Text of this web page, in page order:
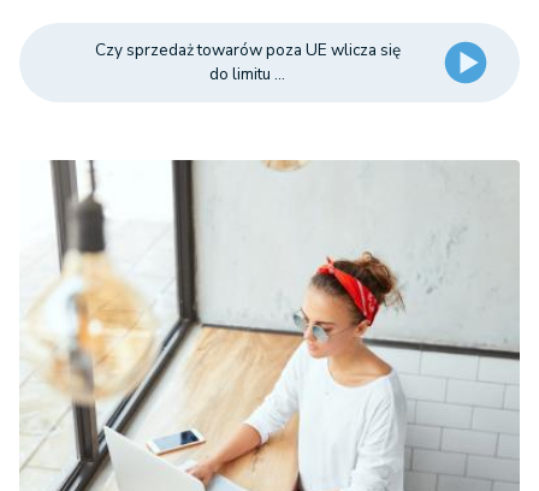
Czy sprzedaż towarów poza UE wlicza się
do limitu ...